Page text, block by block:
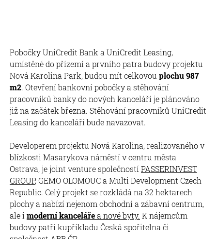
Pobočky UniCredit Bank a UniCredit Leasing,
umístěné do přízemí a prvního patra budovy projektu
Nová Karolina Park, budou mít celkovou plochu 987
m2. Otevření bankovní pobočky a stěhování
pracovníků banky do nových kanceláří je plánováno
již na začátek března. Stěhování pracovníků UniCredit
Leasing do kanceláří bude navazovat.
Developerem projektu Nová Karolina, realizovaného v
blízkosti Masarykova náměstí v centru města
Ostrava, je joint venture společností PASSERINVEST
GROUP, GEMO OLOMOUC a Multi Development Czech
Republic. Celý projekt se rozkládá na 32 hektarech
plochy a nabízí nejenom obchodní a zábavní centrum,
ale i moderní kancelářea nové byty. K nájemcům
budovy patří kupříkladu Česká spořitelna či